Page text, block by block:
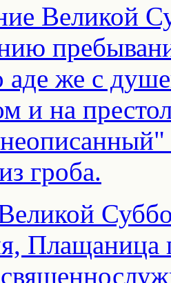
Великой
аде же с
и на
гроба.